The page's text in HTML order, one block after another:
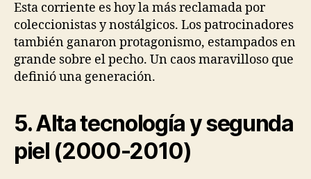
Esta corriente es hoy la más reclamada por
coleccionistas y nostálgicos. Los patrocinadores
también ganaron protagonismo, estampados en
grande sobre el pecho. Un caos maravilloso que
definió una generación.
5. Alta tecnología y segunda
piel (2000-2010)